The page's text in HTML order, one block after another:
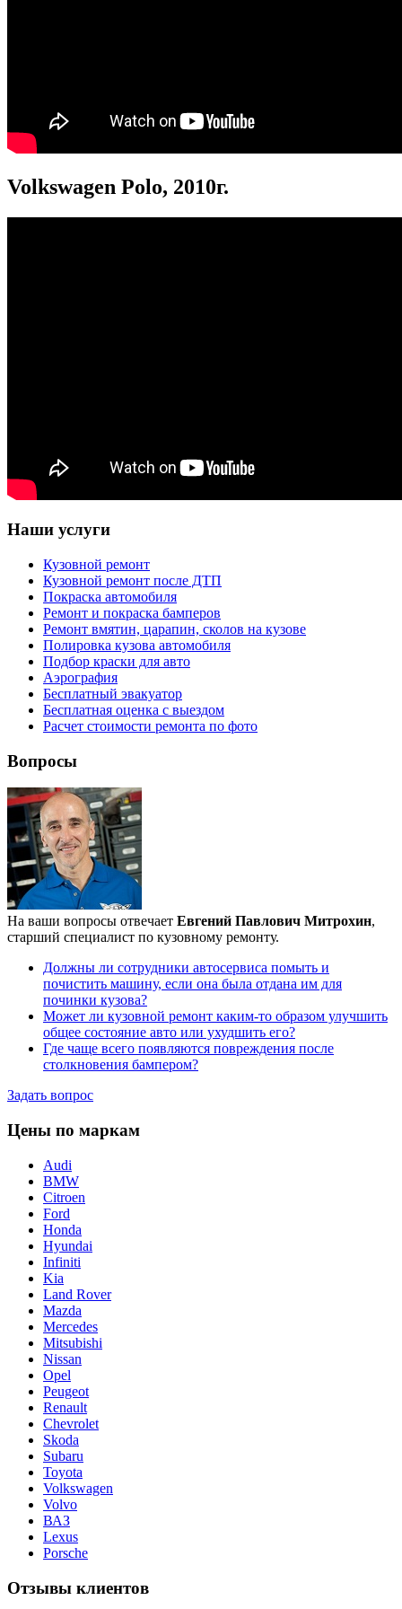
Volkswagen Polo, 2010г.
Наши услуги
Кузовной ремонт
Кузовной ремонт после ДТП
Покраска автомобиля
Ремонт и покраска бамперов
Ремонт вмятин, царапин, сколов на кузове
Полировка кузова автомобиля
Подбор краски для авто
Аэрография
Бесплатный эвакуатор
Бесплатная оценка с выездом
Расчет стоимости ремонта по фото
Вопросы
На ваши вопросы отвечает Евгений Павлович Митрохин,
старший специалист по кузовному ремонту.
Должны ли сотрудники автосервиса помыть и
почистить машину, если она была отдана им для
починки кузова?
Может ли кузовной ремонт каким-то образом улучшить
общее состояние авто или ухудшить его?
Где чаще всего появляются повреждения после
столкновения бампером?
Задать вопрос
Цены по маркам
Audi
BMW
Citroen
Ford
Honda
Hyundai
Infiniti
Kia
Land Rover
Mazda
Merсedes
Mitsubishi
Nissan
Opel
Peugeot
Renault
Chevrolet
Skoda
Subaru
Toyota
Volkswagen
Volvo
ВАЗ
Lexus
Porsche
Отзывы клиентов